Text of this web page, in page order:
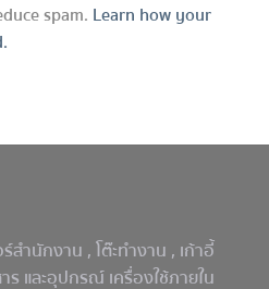
spam. Learn how your
สำนักงาน ,โต๊ะทำงาน , เก้าอี้
และอุปกรณ์ เครื่องใช้ภายใน